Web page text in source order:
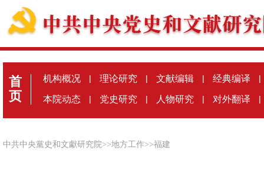
首
页
机构概况 | 理论研究 | 文献编辑 | 经典编译 |
本院动态 | 党史研究 | 人物研究 | 对外翻译 |
中共中央黨史和文獻研究院>>地方工作>>福建